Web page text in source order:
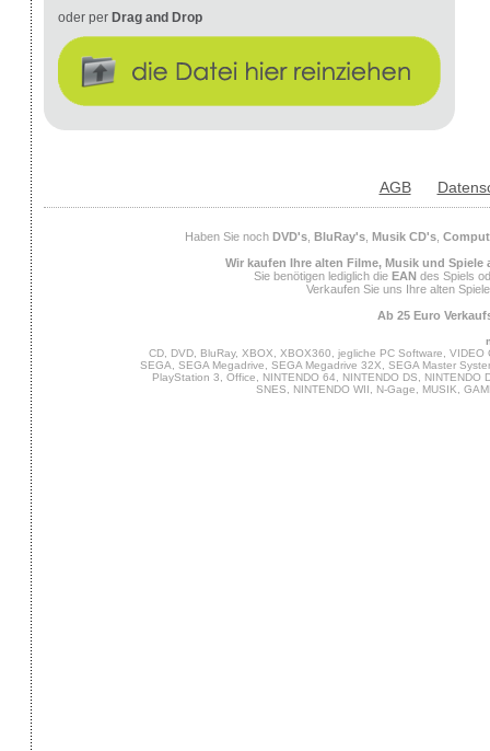
oder per Drag and Drop
AGB
Haben Sie noch DVD's, BluRay's, Musik CD's,
Wir kaufen Ihre alten Filme, Musik und Spiele
Sie benötigen lediglich die EAN des Spiels
Verkaufen Sie uns Ihre alten
Ab 25 Euro
CD, DVD, BluRay, XBOX, XBOX360, jegliche PC Software,
SEGA, SEGA Megadrive, SEGA Megadrive 32X, SEGA Master
PlayStation 3, Office, NINTENDO 64, NINTENDO DS,
SNES, NINTENDO WII, N-Gage, MUSIK,